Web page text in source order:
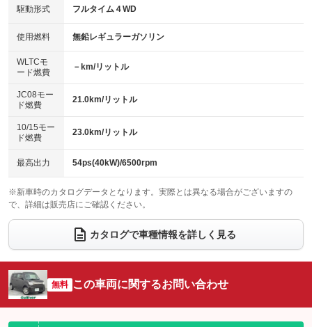
USB入力端子
：装備なし
100V電源
：装備なし
センターデフロック
：装備なし
電動格納ミラー
：装備なし
HID(キセノンライト)
：装備なし
バックカメラ
：装備あり
エアロ
：装備なし
：装備なし
パワーシート
ベンチシート
：装備なし
チップアップシート
：装備なし
：装備なし ：装備あり
ウォークスルー
：装備なし
電動リアゲート フロントカメラ
：装備なし
：装備なし ：装備なし
サイドカメラ
：装備なし ルーフレール
：装備なし
：装備なし
：装備なし
駆動形式 フルタイム４WD
使用燃料 無鉛レギュラーガソリン
WLTCモ
ード燃費
－km/リットル
JC08モー
ド燃費
21.0km/リットル
10/15モー
ド燃費
23.0km/リットル
最高出力 54ps(40kW)/6500rpm
※新車時のカタログデータとなります。実際とは異なる場合がございますの
で、詳細は販売店にご確認ください。
カタログで車種情報を詳しく見る
無料 この車両に関するお問い合わせ